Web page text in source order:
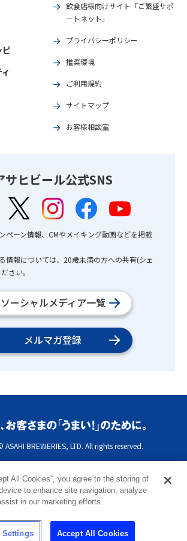
飲食店様向けサイト「ご繁盛サポ
ートネット」
プライバシーポリシー
推奨環境
ご利用規約
サイトマップ
お客様相談室
サヒビール公式SNS
ペーン情報、CMやメイキング動画などを掲載
情報については、20歳未満の方への共有(シェ
さい。
ソーシャルメディア一覧
メルマガ登録
BREWERIES, LTD. All rights reserved.
All Cookies”, you agree to the storing of
to enhance site navigation, analyze
in our marketing efforts.
Settings Accept All Cookies